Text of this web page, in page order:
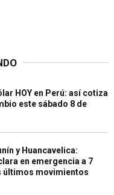
HOY en Perú: así cotiza
este sábado 8 de
y Huancavelica:
en emergencia a 7
movimientos